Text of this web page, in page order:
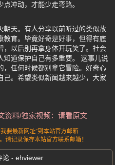
冲动，才能少走弯路。
朝天。有人分享以前听过的类似故
教育。毕竟好奇是好事，但得有底
，以后别再拿身体开玩笑了。社会
知道保护自己有多重要。 这事儿说
，任何时候都别拿它冒险。好奇心
己。希望类似新闻越来越少，大家
资料/独家视频：请看原文
要最新网址”到本站官方邮箱
请记录保存本站官方联系邮箱！
论 - ehviewer